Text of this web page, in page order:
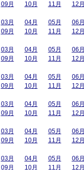
09月 10月 11月
12月
03月 04月 05月
06月
09月 10月 11月
12月
03月 04月 05月
06月
09月 10月 11月
12月
03月 04月 05月
06月
09月 10月 11月
12月
03月 04月 05月
06月
09月 10月 11月
12月
03月 04月 05月
06月
09月 10月 11月
12月
03月 04月 05月
06月
09月 10月 11月
12月